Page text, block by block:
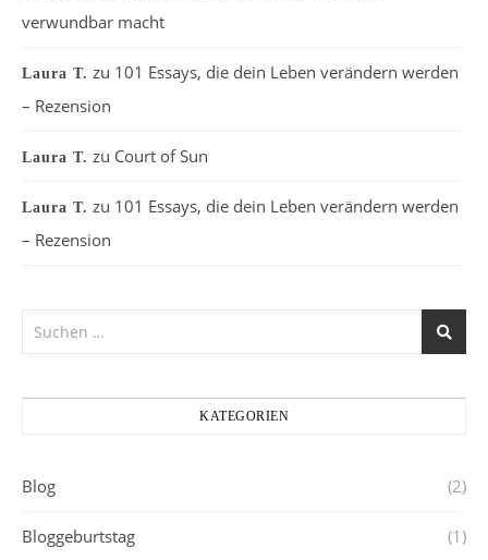
verwundbar macht
Laura T. zu 101 Essays, die dein Leben verändern werden
– Rezension
Laura T. zu Court of Sun
Laura T. zu 101 Essays, die dein Leben verändern werden
– Rezension
KATEGORIEN
Blog (2)
Bloggeburtstag (1)